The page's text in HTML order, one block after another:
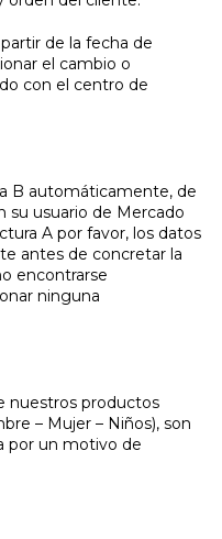
de la fecha de
el cambio o
con el centro de
B automáticamente, de
su usuario de Mercado
A por favor, los datos
antes de concretar la
encontrarse
ninguna
nuestros productos
– Mujer – Niños), son
por un motivo de